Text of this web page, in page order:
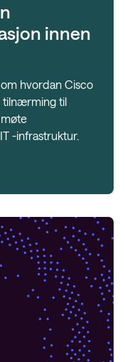
innen
hvordan Cisco
tilnærming til
-infrastruktur.